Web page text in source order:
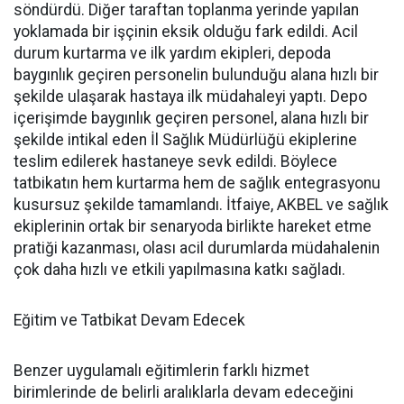
söndürdü. Diğer taraftan toplanma yerinde yapılan
yoklamada bir işçinin eksik olduğu fark edildi. Acil
durum kurtarma ve ilk yardım ekipleri, depoda
baygınlık geçiren personelin bulunduğu alana hızlı bir
şekilde ulaşarak hastaya ilk müdahaleyi yaptı. Depo
içerişimde baygınlık geçiren personel, alana hızlı bir
şekilde intikal eden İl Sağlık Müdürlüğü ekiplerine
teslim edilerek hastaneye sevk edildi. Böylece
tatbikatın hem kurtarma hem de sağlık entegrasyonu
kusursuz şekilde tamamlandı. İtfaiye, AKBEL ve sağlık
ekiplerinin ortak bir senaryoda birlikte hareket etme
pratiği kazanması, olası acil durumlarda müdahalenin
çok daha hızlı ve etkili yapılmasına katkı sağladı.
Eğitim ve Tatbikat Devam Edecek
Benzer uygulamalı eğitimlerin farklı hizmet
birimlerinde de belirli aralıklarla devam edeceğini